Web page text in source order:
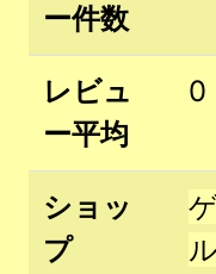
ー件数
レビュ
ー平均
0
ショッ
プ